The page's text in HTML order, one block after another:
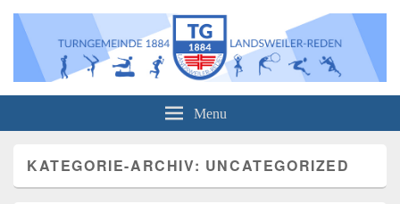
Turngemeinde 1884 Landsweiler-
Reden e.V.
Menu
KATEGORIE-ARCHIV: UNCATEGORIZED